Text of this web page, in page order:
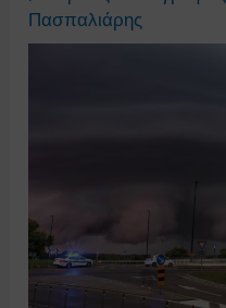
Πασπαλιάρης